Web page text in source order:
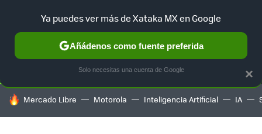
SELECCIÓN GAMING HOME AUTO TERRITORIO
HOY SE HABLA DE
Mercado Libre Motorola Inteligencia Artificial IA
×
Ya puedes ver más de Xataka MX en Google
Añádenos como fuente preferida
Solo necesitas una cuenta de Google